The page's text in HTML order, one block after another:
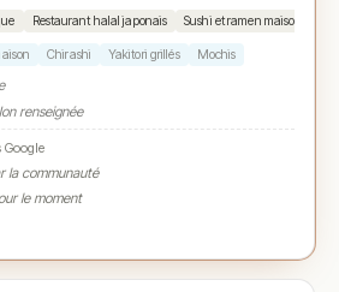
Restaurant halal japonais Sushi et ramen maison
Chirashi Yakitori grillés Mochis
renseignée
Google
la communauté
le moment